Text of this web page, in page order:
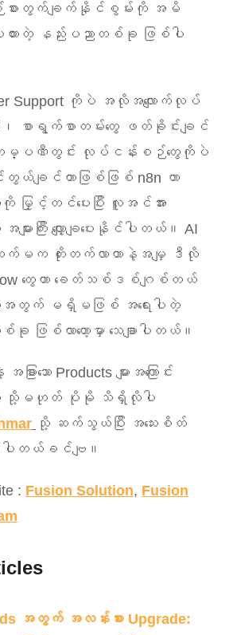
းစားတွက်ချက်နိုင်စွမ်းကို အမိ
းထားတဲ့ နည်းပညာတစ်ခု ဖြစ်ပါ
Support ကိုပဲ အလိုအလျောက်လုပ်
၊ စာရွက်စာတမ်းတွေ ဖတ်ခိုင်းချင်
ကုမ္ပဏီတွင်း လုပ်ငန်းစဉ်တွေကိုပဲ
ယ်ချင်တာဖြစ်ဖြစ် n8n ဟာ
မြှင့်တင်ပေးပြီး လူအင်အား
ကြီး လျှော့ချပေးနိုင်ပါတယ်။ AI
က်မက တိုးတက်လာတာနဲ့အမျှ ဒီလို
တွေဟာ ခေတ်သစ်ဒစ်ဂျစ်တယ်
တွက် မရှိမဖြစ် အရေးပါတဲ့
ြစ်လာတော့မှာ သေချာပါတယ်။
ားသော Products များအကြောင်း
က သို့မဟုတ် ပိုမို သိရှိလိုပါ
သို့ ဆက်သွယ်ပြီး အသေးစိတ်
နိုင်ပါတယ်ခင်ဗျ။
: Fusion Solution, Fusion
အတွက် အလန်းစား Upgrade: